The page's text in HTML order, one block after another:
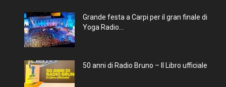
Grande festa a Carpi per il gran finale di
Yoga Radio...
50 anni di Radio Bruno – Il Libro ufficiale